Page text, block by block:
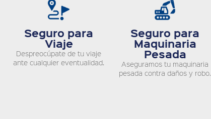
Seguro para
Viaje
Despreocúpate de tu viaje
ante cualquier eventualidad.
Seguro para
Maquinaria
Pesada
Aseguramos tu maquinaria
pesada contra daños y robo.